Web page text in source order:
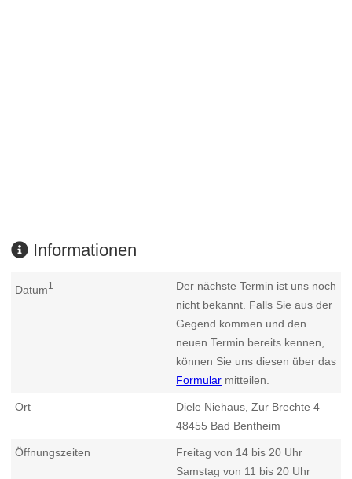
Informationen
Datum1
Der nächste Termin ist uns noch
nicht bekannt. Falls Sie aus der
Gegend kommen und den
neuen Termin bereits kennen,
können Sie uns diesen über das
Formular mitteilen.
Ort
Diele Niehaus, Zur Brechte 4
48455 Bad Bentheim
Öffnungszeiten
Freitag von 14 bis 20 Uhr
Samstag von 11 bis 20 Uhr